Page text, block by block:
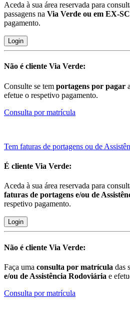
Aceda à sua área reservada para
passagens na Via Verde ou em EX-
pagamento.
Login
Não é cliente Via Verde:
Consulte se tem portagens por pagar
efetue o respetivo pagamento.
Consulta por matrícula
Tem faturas de portagens ou de
É cliente Via Verde:
Aceda à sua área reservada para
faturas de portagens e/ou de
respetivo pagamento.
Login
Não é cliente Via Verde:
Faça uma consulta por matrícula das
e/ou de Assistência Rodoviária e
Consulta por matrícula